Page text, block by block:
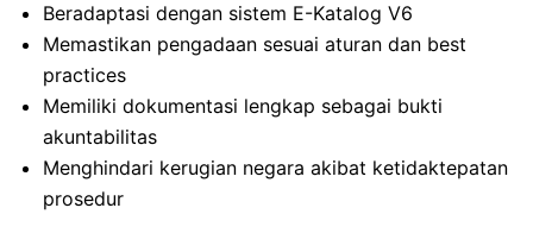
Beradaptasi dengan sistem E-Katalog V6
Memastikan pengadaan sesuai aturan dan best
practices
Memiliki dokumentasi lengkap sebagai bukti
akuntabilitas
Menghindari kerugian negara akibat ketidaktepatan
prosedur